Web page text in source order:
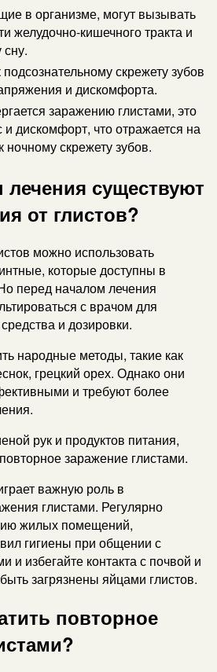
в организме, могут вызывать
желудочно-кишечного тракта и
сну.
скрежету зубов
и дискомфорта.
заражению глистами, это
и дискомфорт, что отражается на
ночному скрежету зубов.
существуют
от глистов?
можно использовать
которые доступны в
перед началом лечения
с врачом для
и дозировки.
народные методы, такие как
грецкий орех. Однако они
и требуют более
рук и продуктов питания,
заражение глистами.
важную роль в
глистами. Регулярно
жилых помещений,
гигиены при общении с
избегайте контакта с почвой и
загрязнены яйцами глистов.
повторное